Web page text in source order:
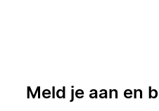
Meld je aan en